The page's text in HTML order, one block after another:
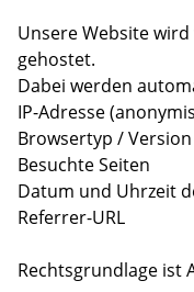
Unsere Website wird
gehostet.
Dabei werden
IP-Adresse
Browsertyp / Version
Besuchte Seiten
Datum und Uhrzeit
Referrer-URL
Rechtsgrundlage ist